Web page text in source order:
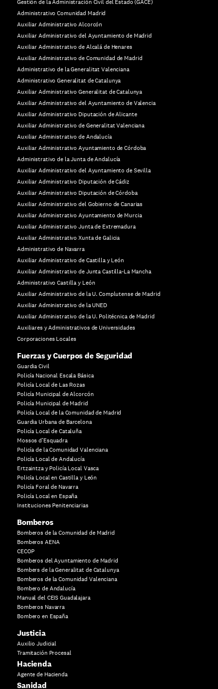
Gestión de la Administración Civil del Estado (GACE)
Administrativo Comunidad Madrid
Auxiliar Administrativo Alcorcón
Auxiliar Administrativo del Ayuntamiento de Madrid
Auxiliar Administrativo de Alcalá de Henares
Auxiliar Administrativo de Comunidad de Madrid
Administrativo de la Generalitat Valenciana
Administrativo Generalitat de Catalunya
Auxiliar Administrativo Generalitat de Catalunya
Auxiliar Administrativo del Ayuntamiento de Valencia
Auxiliar Administrativo Diputación de Alicante
Auxiliar Administrativo de Generalitat Valenciana
Auxiliar Administrativo de Andalucía
Auxiliar Administrativo Ayuntamiento de Córdoba
Administrativo de la Junta de Andalucía
Auxiliar Administrativo del Ayuntamiento de Sevilla
Auxiliar Administrativo Diputación de Cádiz
Auxiliar Administrativo Diputación de Córdoba
Auxiliar Administrativo del Gobierno de Canarias
Auxiliar Administrativo Ayuntamiento de Murcia
Auxiliar Administrativo Junta de Extremadura
Auxiliar Administrativo Xunta de Galicia
Administrativo de Navarra
Auxiliar Administrativo de Castilla y León
Auxiliar Administrativo de Junta Castilla-La Mancha
Administrativo Castilla y León
Auxiliar Administrativo de la U. Complutense de Madrid
Auxiliar Administrativo de la UNED
Auxiliar Administrativo de la U. Politécnica de Madrid
Auxiliares y Administrativos de Universidades
Corporaciones Locales
Fuerzas y Cuerpos de Seguridad
Guardia Civil
Policía Nacional Escala Básica
Policía Local de Las Rozas
Policía Municipal de Alcorcón
Policía Municipal de Madrid
Policía Local de la Comunidad de Madrid
Guardia Urbana de Barcelona
Policía Local de Cataluña
Mossos d’Esquadra
Policía de la Comunidad Valenciana
Policía Local de Andalucía
Ertzaintza y Policía Local Vasca
Policía Local en Castilla y León
Policía Foral de Navarra
Policía Local en España
Instituciones Penitenciarias
Bomberos
Bomberos de la Comunidad de Madrid
Bomberos AENA
CECOP
Bomberos del Ayuntamiento de Madrid
Bombers de la Generalitat de Catalunya
Bomberos de la Comunidad Valenciana
Bombero de Andalucía
Manual del CEIS Guadalajara
Bomberos Navarra
Bombero en España
Justicia
Auxilio Judicial
Tramitación Procesal
Hacienda
Agente de Hacienda
Sanidad